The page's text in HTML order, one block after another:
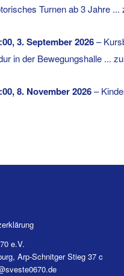
Turnen ab 3 Jahre ...
,3. September 2026–
in der Bewegungshalle ...
,8. November 2026–
e.V.
Arp-Schnitger Stieg 37 c